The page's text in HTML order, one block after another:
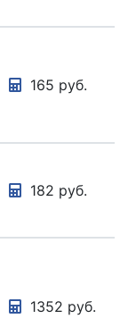
165 руб.
182 руб.
1352 руб.